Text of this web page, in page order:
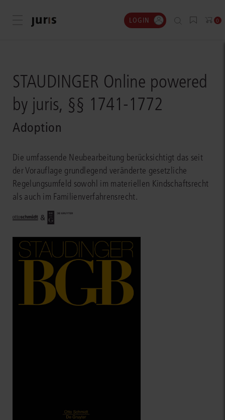
Menü öffnen LOGIN 0
STAUDINGER Online powered
by juris, §§ 1741-1772
Adoption
Die umfassende Neubearbeitung berücksichtigt das seit
der Vorauflage grundlegend veränderte gesetzliche
Regelungsumfeld sowohl im materiellen Kindschaftsrecht
als auch im Familienverfahrensrecht.